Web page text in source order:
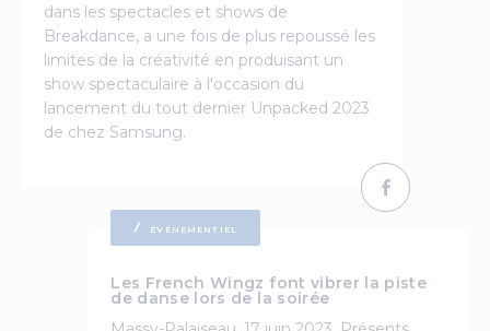
dans les spectacles et shows de
Breakdance, a une fois de plus repoussé les
limites de la créativité en produisant un
show spectaculaire à l'occasion du
lancement du tout dernier Unpacked 2023
de chez Samsung.
ÉVÉNEMENTIEL
Les French Wingz font vibrer la piste
de danse lors de la soirée